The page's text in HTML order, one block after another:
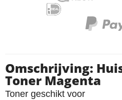
Omschrijving:
Toner Magenta
Toner geschikt voor